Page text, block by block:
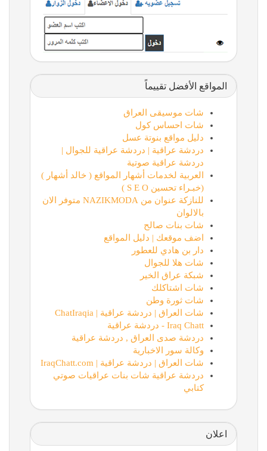
المواقع الأفضل تقييماً
شات موسيقى العراق
شات احساس كول
دليل مواقع بنوتة عسل
دردشة عراقية | دردشة عراقية للجوال |
دردشة عراقية صوتية
العربية لخدمات أشهار المواقع ( خالد أشهار )
(خبـراء تحسين S E O )
للنازكة عنوان من NAZIKMODA متوفر الان
بالالوان
شات بنات صالح
اضف موقعك | دليل المواقع
دار بن هادي للعطور
شات هلا للجوال
شبكة عراق الخير
شات اشتاكلك
شات ثورة وطن
شات العراق | دردشة عراقية | ChatIraqia
Iraq Chatt - دردشة عراقية
دردشة صدى العراق , دردشة عراقية
وكالة سور الاخبارية
شات العراق | دردشة عراقية | IraqChatt.com
دردشة عراقية شات بنات عراقيات صوتي
كتابي
اعلان